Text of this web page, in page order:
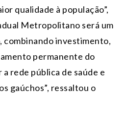
qualidade à população”,
Metropolitano será um
combinando investimento,
permanente do
rede pública de saúde e
gaúchos”, ressaltou o